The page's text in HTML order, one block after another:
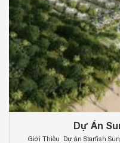
Dự Án
Giới Thiệu Dự án Starfish